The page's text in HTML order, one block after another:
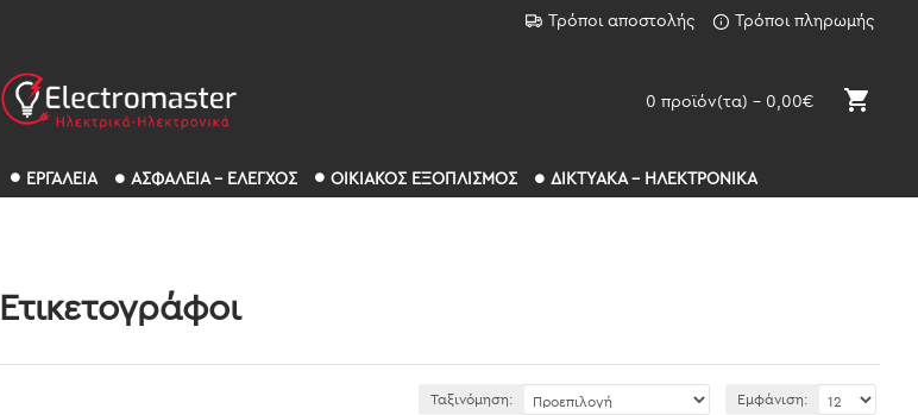
Τρόποι αποστολής Τρόποι πληρωμής
0 προϊόν(τα) - 0,00€
ΕΡΓΑΛΕΙΑ ΑΣΦΑΛΕΙΑ - ΕΛΕΓΧΟΣ ΟΙΚΙΑΚΟΣ ΕΞΟΠΛΙΣΜΟΣ ΔΙΚΤΥΑΚΑ - ΗΛΕΚΤΡΟΝΙΚΑ
Ετικετογράφοι
Ταξινόμηση: Εμφάνιση: